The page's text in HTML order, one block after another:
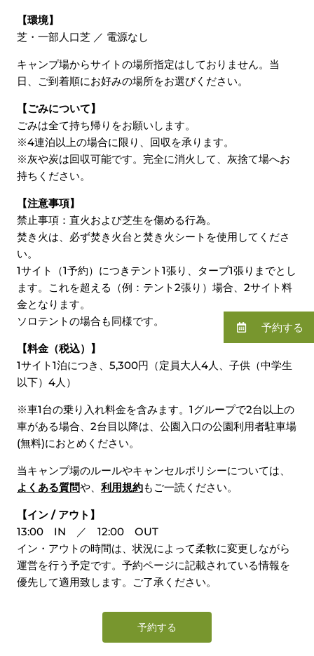
【環境】
芝・一部人口芝 ／ 電源なし
キャンプ場からサイトの場所指定はしておりません。当
日、ご到着順にお好みの場所をお選びください。
【ごみについて】
ごみは全て持ち帰りをお願いします。
※4連泊以上の場合に限り、回収を承ります。
※灰や炭は回収可能です。完全に消火して、灰捨て場へお
持ちください。
【注意事項】
禁止事項：直火および芝生を傷める行為。
焚き火は、必ず焚き火台と焚き火シートを使用してくださ
い。
1サイト（1予約）につきテント1張り、タープ1張りまでとし
ます。これを超える（例：テント2張り）場合、2サイト料
金となります。
ソロテントの場合も同様です。
【料金（税込）】
1サイト1泊につき、5,300円（定員大人4人、子供（中学生
以下）4人）
※車1台の乗り入れ料金を含みます。1グループで2台以上の
車がある場合、2台目以降は、公園入口の公園利用者駐車場
(無料)におとめください。
当キャンプ場のルールやキャンセルポリシーについては、
よくある質問や、 利用規約もご一読ください。
【イン / アウト】
13:00 IN ／ 12:00 OUT
イン・アウトの時間は、状況によって柔軟に変更しながら
運営を行う予定です。予約ページに記載されている情報を
優先して適用致します。ご了承ください。
予約する
予約する